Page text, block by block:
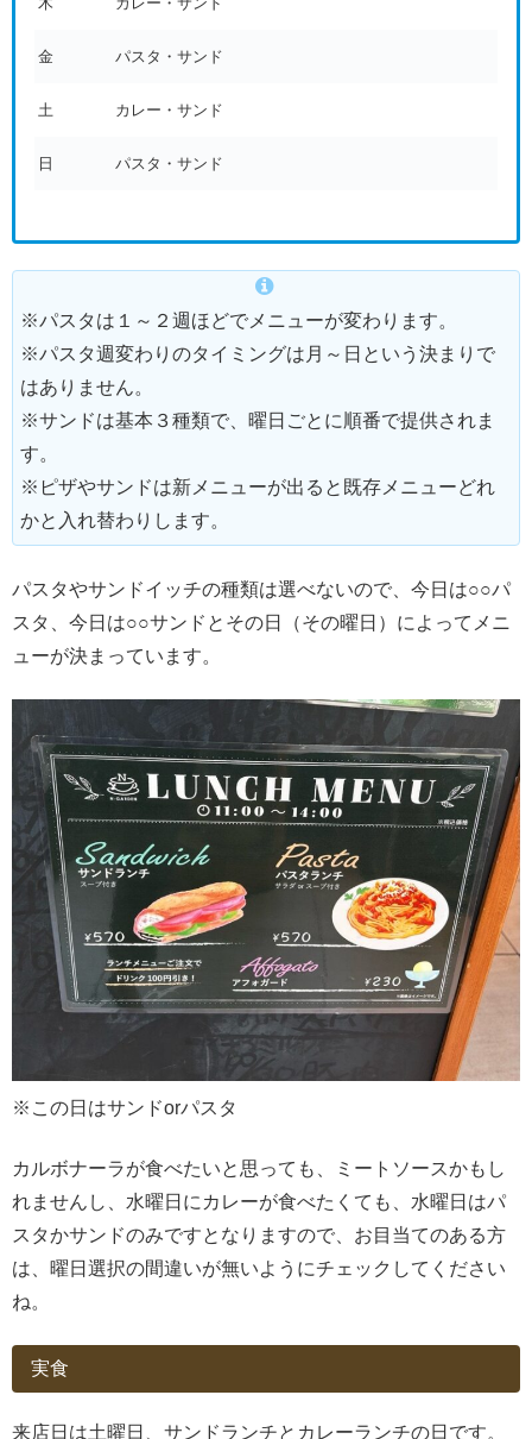
金 パスタ・サンド
土 カレー・サンド
日 パスタ・サンド
※パスタは１～２週ほどでメニューが変わります。
※パスタ週変わりのタイミングは月～日という決まりで
はありません。
※サンドは基本３種類で、曜日ごとに順番で提供されま
す。
※ピザやサンドは新メニューが出ると既存メニューどれ
かと入れ替わりします。
パスタやサンドイッチの種類は選べないので、今日は○○パ
スタ、今日は○○サンドとその日（その曜日）によってメニ
ューが決まっています。
※この日はサンドorパスタ
カルボナーラが食べたいと思っても、ミートソースかもし
れませんし、水曜日にカレーが食べたくても、水曜日はパ
スタかサンドのみですとなりますので、お目当てのある方
は、曜日選択の間違いが無いようにチェックしてください
ね。
実食
来店日は土曜日、サンドランチとカレーランチの日です。